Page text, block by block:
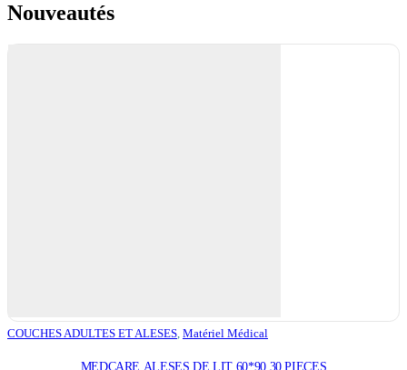
Nouveautés
COUCHES ADULTES ET ALESES, Matériel Médical
MEDCARE ALESES DE LIT 60*90 30 PIECES